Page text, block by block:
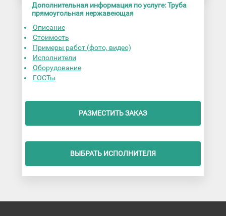
Дополнительная информация по услуге: Труба
прямоугольная нержавеющая
Описание
Стоимость
Примеры работ (фото, видео)
Исполнители
Оборудование
ГОСТы
РАЗМЕСТИТЬ ЗАКАЗ
ВЫБРАТЬ ИСПОЛНИТЕЛЯ